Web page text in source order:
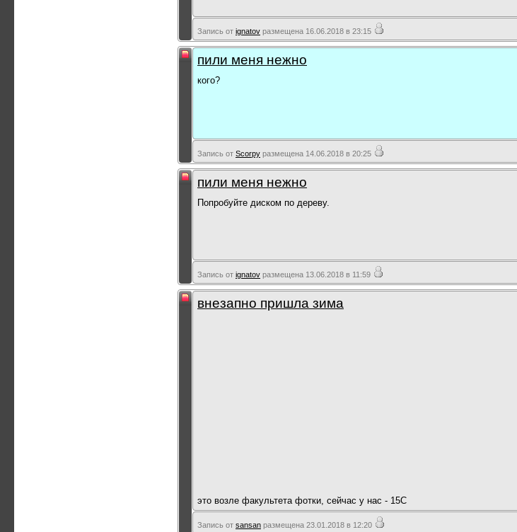
Запись от ignatov размещена 16.06.2018 в 23:15
пили меня нежно
кого?
Запись от Scorpy размещена 14.06.2018 в 20:25
пили меня нежно
Попробуйте диском по дереву.
Запись от ignatov размещена 13.06.2018 в 11:59
внезапно пришла зима
это возле факультета фотки, сейчас у нас - 15С
Запись от sansan размещена 23.01.2018 в 12:20